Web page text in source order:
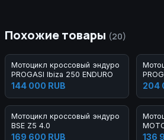
Похожие товары (20)
Мотоцикл кроссовый эндуро
PROGASI Ibiza 250 ENDURO
144 000 RUB 204
Мотоцикл кроссовый эндуро
BSE Z5 4.0
169 600 RUB 136